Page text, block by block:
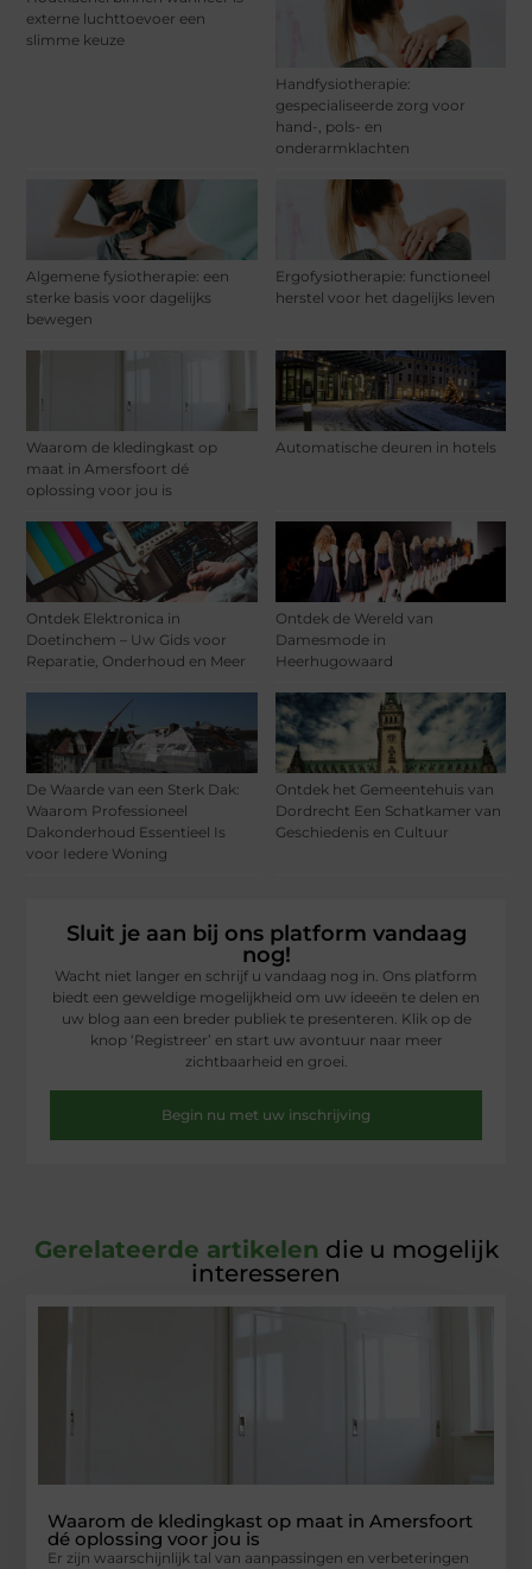
externe luchttoevoer een
slimme keuze
Handfysiotherapie:
gespecialiseerde zorg voor
hand-, pols- en
onderarmklachten
Algemene fysiotherapie: een
sterke basis voor dagelijks
bewegen
Ergofysiotherapie: functioneel
herstel voor het dagelijks leven
Waarom de kledingkast op
maat in Amersfoort dé
oplossing voor jou is
Automatische deuren in hotels
Ontdek Elektronica in
Doetinchem – Uw Gids voor
Reparatie, Onderhoud en Meer
Ontdek de Wereld van
Damesmode in
Heerhugowaard
De Waarde van een Sterk Dak:
Waarom Professioneel
Dakonderhoud Essentieel Is
voor Iedere Woning
Ontdek het Gemeentehuis van
Dordrecht Een Schatkamer van
Geschiedenis en Cultuur
Sluit je aan bij ons platform vandaag
nog!
Wacht niet langer en schrijf u vandaag nog in. Ons platform
biedt een geweldige mogelijkheid om uw ideeën te delen en
uw blog aan een breder publiek te presenteren. Klik op de
knop ‘Registreer’ en start uw avontuur naar meer
zichtbaarheid en groei.
Begin nu met uw inschrijving
Gerelateerde artikelen die u mogelijk
interesseren
Waarom de kledingkast op maat in Amersfoort
dé oplossing voor jou is
Er zijn waarschijnlijk tal van aanpassingen en verbeteringen